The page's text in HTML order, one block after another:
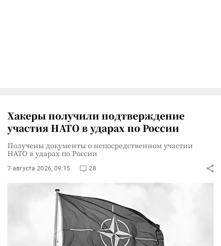
Хакеры получили подтверждение
участия НАТО в ударах по России
Получены документы о непосредственном участии
НАТО в ударах по России
7 августа 2026, 09:15 28